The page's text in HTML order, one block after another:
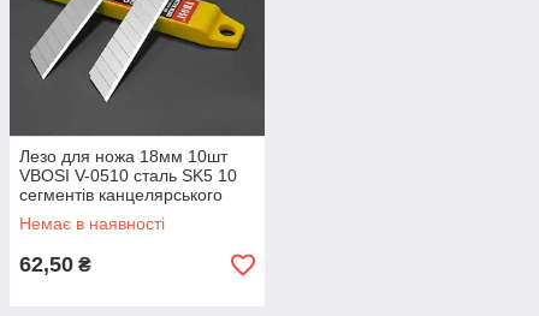
Лезо для ножа 18мм 10шт
VBOSI V-0510 сталь SK5 10
сегментів канцелярського
будівельного
Немає в наявності
62,50 ₴